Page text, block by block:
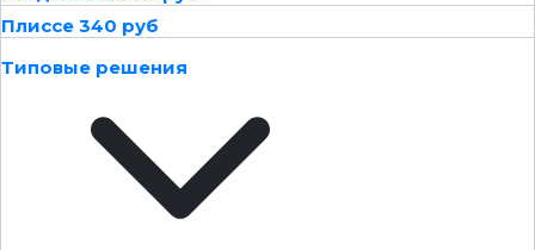
Плиссе 340 руб
Типовые решения